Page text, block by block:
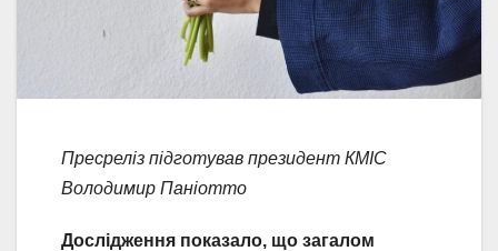
Пресреліз підготував президент КМІС
Володимир Паніотто
Дослідження показало, що загалом